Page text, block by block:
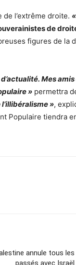
l’extrême droite.
de
figures de la
Mes
» permettra
»,
Populaire tiendra
annule tous les
passés avec